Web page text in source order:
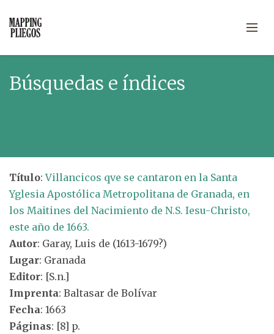
Búsquedas e índices
Título:Villancicos qve se cantaron en la Santa
Yglesia Apostólica Metropolitana de Granada, en
los Maitines del Nacimiento de N.S. Iesu-Christo,
este año de 1663.
Autor: Garay, Luis de (1613-1679?)
Lugar: Granada
Editor: [S.n.]
Imprenta: Baltasar de Bolívar
Fecha: 1663
Páginas: [8] p.